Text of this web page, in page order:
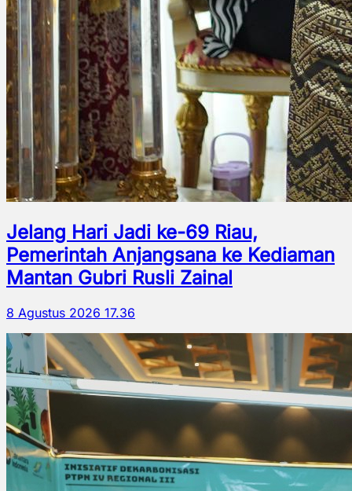
Jelang Hari Jadi ke-69 Riau,
Pemerintah Anjangsana ke Kediaman
Mantan Gubri Rusli Zainal
8 Agustus 2026 17.36